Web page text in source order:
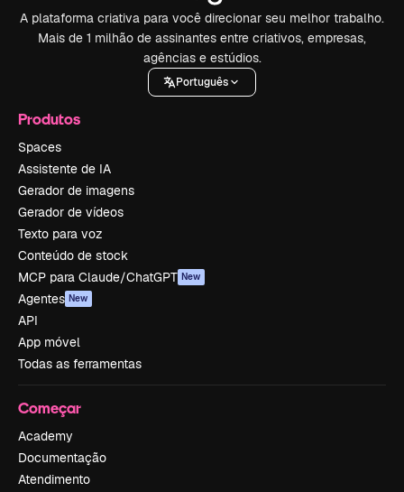
A plataforma criativa para você direcionar seu melhor trabalho.
Mais de 1 milhão de assinantes entre criativos, empresas,
agências e estúdios.
Português
Produtos
Spaces
Assistente de IA
Gerador de imagens
Gerador de vídeos
Texto para voz
Conteúdo de stock
MCP para Claude/ChatGPT New
Agentes New
API
App móvel
Todas as ferramentas
Começar
Academy
Documentação
Atendimento